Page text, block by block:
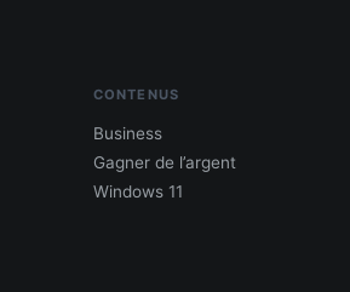
CONTENUS
Business
Gagner de l’argent
Windows 11